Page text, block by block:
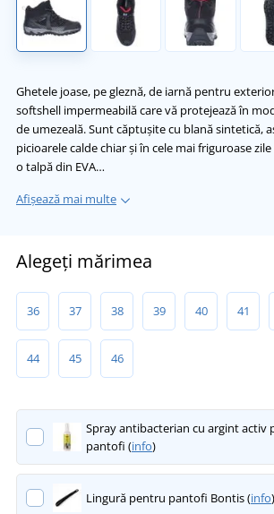
Ghetele joase, pe gleznă, de iarnă pentru
softshell impermeabilă care vă protejează în
de umezeală. Sunt căptușite cu blană sintetică,
picioarele calde chiar și în cele mai friguroase
o talpă din EVA…
Afișează mai multe
Alegeți mărimea
36 37 38 39 40 41
44 45 46
Spray antibacterian cu argint activ
pantofi (info)
Lingură pentru pantofi Bontis (info)